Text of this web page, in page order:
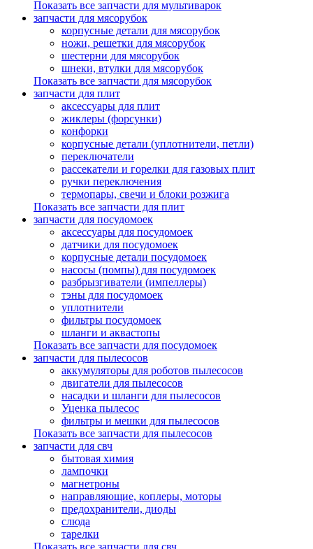
Показать все запчасти для мультиварок
запчасти для мясорубок
корпусные детали для мясорубок
ножи, решетки для мясорубок
шестерни для мясорубок
шнеки, втулки для мясорубок
Показать все запчасти для мясорубок
запчасти для плит
аксессуары для плит
жиклеры (форсунки)
конфорки
корпусные детали (уплотнители, петли)
переключатели
рассекатели и горелки для газовых плит
ручки переключения
термопары, свечи и блоки розжига
Показать все запчасти для плит
запчасти для посудомоек
аксессуары для посудомоек
датчики для посудомоек
корпусные детали посудомоек
насосы (помпы) для посудомоек
разбрызгиватели (импеллеры)
тэны для посудомоек
уплотнители
фильтры посудомоек
шланги и аквастопы
Показать все запчасти для посудомоек
запчасти для пылесосов
аккумуляторы для роботов пылесосов
двигатели для пылесосов
насадки и шланги для пылесосов
Уценка пылесос
фильтры и мешки для пылесосов
Показать все запчасти для пылесосов
запчасти для свч
бытовая химия
лампочки
магнетроны
направляющие, коплеры, моторы
предохранители, диоды
слюда
тарелки
Показать все запчасти для свч